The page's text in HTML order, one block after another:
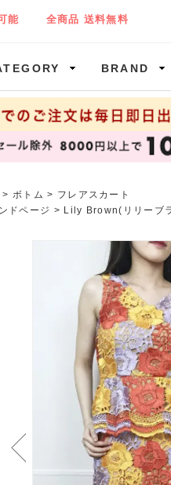
BRAND
> ボトム > フレアスカート
ドページ > Lily Brown(リリーブ